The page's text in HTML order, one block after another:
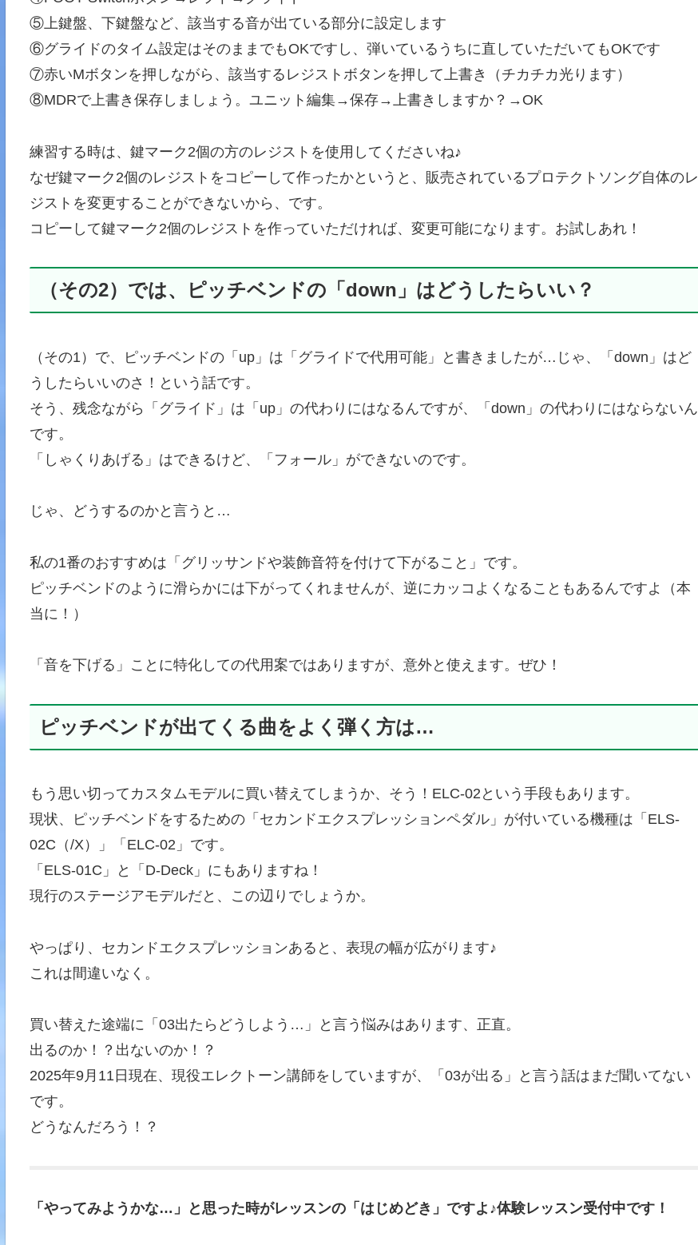
⑤上鍵盤、下鍵盤など、該当する音が出ている部分に設定します
⑥グライドのタイム設定はそのままでもOKですし、弾いているうちに直していただいてもOKです
⑦赤いMボタンを押しながら、該当するレジストボタンを押して上書き（チカチカ光ります）
⑧MDRで上書き保存しましょう。ユニット編集→保存→上書きしますか？→OK
練習する時は、鍵マーク2個の方のレジストを使用してくださいね♪
なぜ鍵マーク2個のレジストをコピーして作ったかというと、販売されているプロテクトソング自体のレ
ジストを変更することができないから、です。
コピーして鍵マーク2個のレジストを作っていただければ、変更可能になります。お試しあれ！
（その2）では、ピッチベンドの「down」はどうしたらいい？
（その1）で、ピッチベンドの「up」は「グライドで代用可能」と書きましたが…じゃ、「down」はど
うしたらいいのさ！という話です。
そう、残念ながら「グライド」は「up」の代わりにはなるんですが、「down」の代わりにはならないん
です。
「しゃくりあげる」はできるけど、「フォール」ができないのです。
じゃ、どうするのかと言うと…
私の1番のおすすめは「グリッサンドや装飾音符を付けて下がること」です。
ピッチベンドのように滑らかには下がってくれませんが、逆にカッコよくなることもあるんですよ（本
当に！）
「音を下げる」ことに特化しての代用案ではありますが、意外と使えます。ぜひ！
ピッチベンドが出てくる曲をよく弾く方は…
もう思い切ってカスタムモデルに買い替えてしまうか、そう！ELC-02という手段もあります。
現状、ピッチベンドをするための「セカンドエクスプレッションペダル」が付いている機種は「ELS-
02C（/X）」「ELC-02」です。
「ELS-01C」と「D-Deck」にもありますね！
現行のステージアモデルだと、この辺りでしょうか。
やっぱり、セカンドエクスプレッションあると、表現の幅が広がります♪
これは間違いなく。
買い替えた途端に「03出たらどうしよう…」と言う悩みはあります、正直。
出るのか！？出ないのか！？
2025年9月11日現在、現役エレクトーン講師をしていますが、「03が出る」と言う話はまだ聞いてない
です。
どうなんだろう！？
「やってみようかな…」と思った時がレッスンの「はじめどき」ですよ♪体験レッスン受付中です！